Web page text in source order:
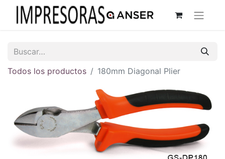
Todos los productos 180mm Diagonal Plier